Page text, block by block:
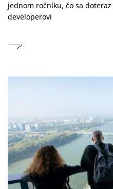
jednom ročníku, čo sa
developerovi